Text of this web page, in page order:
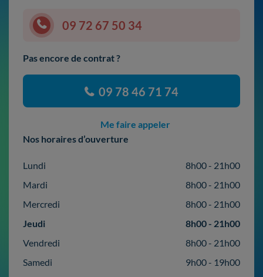
09 72 67 50 34
Pas encore de contrat ?
09 78 46 71 74
Me faire appeler
Nos horaires d’ouverture
Lundi
8h00 - 21h00
Mardi
8h00 - 21h00
Mercredi
8h00 - 21h00
Jeudi
8h00 - 21h00
Vendredi
8h00 - 21h00
Samedi
9h00 - 19h00